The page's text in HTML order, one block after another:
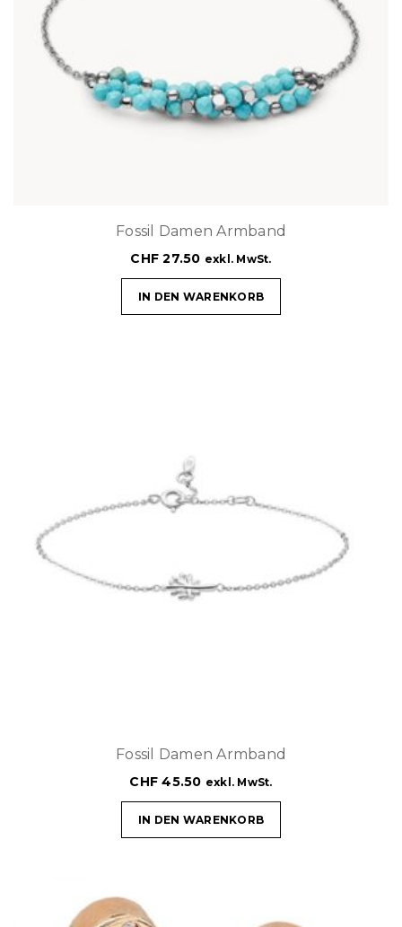
Fossil Damen Armband
CHF 27.50 exkl. MwSt.
IN DEN WARENKORB
Fossil Damen Armband
CHF 45.50 exkl. MwSt.
IN DEN WARENKORB